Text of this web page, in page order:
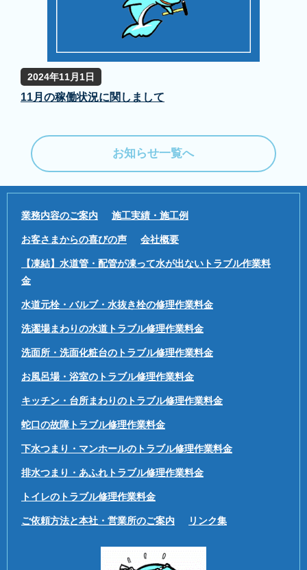
2024年11月1日
11月の稼働状況に関しまして
お知らせ一覧へ
業務内容のご案内 施工実績・施工例
お客さまからの喜びの声 会社概要
【凍結】水道管・配管が凍って水が出ないトラブル作業料
金
水道元栓・バルブ・水抜き栓の修理作業料金
洗濯場まわりの水道トラブル修理作業料金
洗面所・洗面化粧台のトラブル修理作業料金
お風呂場・浴室のトラブル修理作業料金
キッチン・台所まわりのトラブル修理作業料金
蛇口の故障トラブル修理作業料金
下水つまり・マンホールのトラブル修理作業料金
排水つまり・あふれトラブル修理作業料金
トイレのトラブル修理作業料金
ご依頼方法と本社・営業所のご案内 リンク集